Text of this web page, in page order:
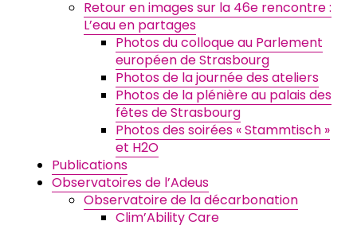
Retour en images sur la 46e rencontre :
L’eau en partages
Photos du colloque au Parlement
européen de Strasbourg
Photos de la journée des ateliers
Photos de la plénière au palais des
fêtes de Strasbourg
Photos des soirées « Stammtisch »
et H2O
Publications
Observatoires de l’Adeus
Observatoire de la décarbonation
Clim’Ability Care